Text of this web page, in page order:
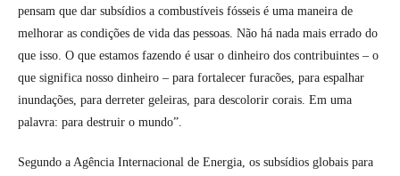
pensam que dar subsídios a combustíveis fósseis é uma maneira de
melhorar as condições de vida das pessoas. Não há nada mais errado do
que isso. O que estamos fazendo é usar o dinheiro dos contribuintes – o
que significa nosso dinheiro – para fortalecer furacões, para espalhar
inundações, para derreter geleiras, para descolorir corais. Em uma
palavra: para destruir o mundo”.
Segundo a Agência Internacional de Energia, os subsídios globais para